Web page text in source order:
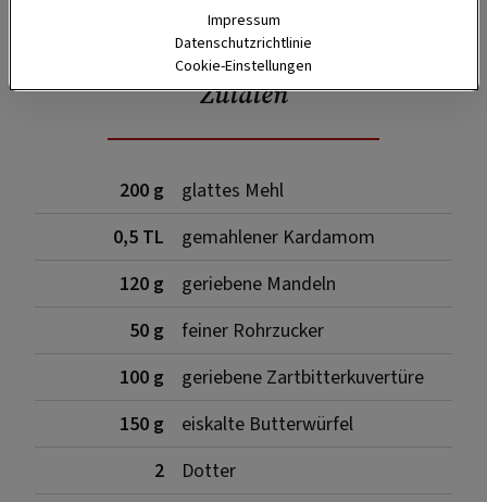
Zutaten
200 g
glattes Mehl
0,5 TL
gemahlener Kardamom
120 g
geriebene Mandeln
50 g
feiner Rohrzucker
100 g
geriebene Zartbitterkuvertüre
150 g
eiskalte Butterwürfel
2
Dotter
Impressum
Datenschutzrichtlinie
Cookie-Einstellungen